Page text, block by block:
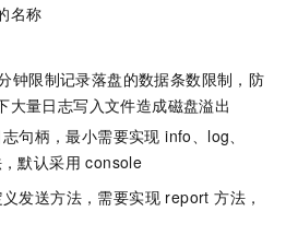
名称
钟限制记录落盘的数据条数限制，防
大量日志写入文件造成磁盘溢出
句柄，最小需要实现 info、log、
默认采用 console
发送方法，需要实现 report 方法，